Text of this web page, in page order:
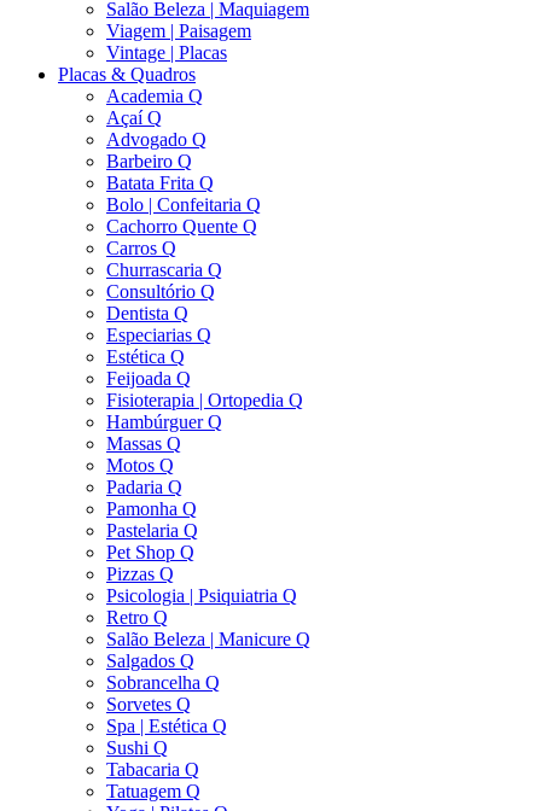
Salão Beleza | Maquiagem
Viagem | Paisagem
Vintage | Placas
Placas & Quadros
Academia Q
Açaí Q
Advogado Q
Barbeiro Q
Batata Frita Q
Bolo | Confeitaria Q
Cachorro Quente Q
Carros Q
Churrascaria Q
Consultório Q
Dentista Q
Especiarias Q
Estética Q
Feijoada Q
Fisioterapia | Ortopedia Q
Hambúrguer Q
Massas Q
Motos Q
Padaria Q
Pamonha Q
Pastelaria Q
Pet Shop Q
Pizzas Q
Psicologia | Psiquiatria Q
Retro Q
Salão Beleza | Manicure Q
Salgados Q
Sobrancelha Q
Sorvetes Q
Spa | Estética Q
Sushi Q
Tabacaria Q
Tatuagem Q